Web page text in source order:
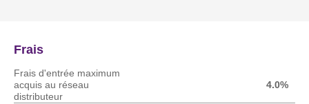
Frais
Frais d'entrée maximum
acquis au réseau
distributeur
4.0%